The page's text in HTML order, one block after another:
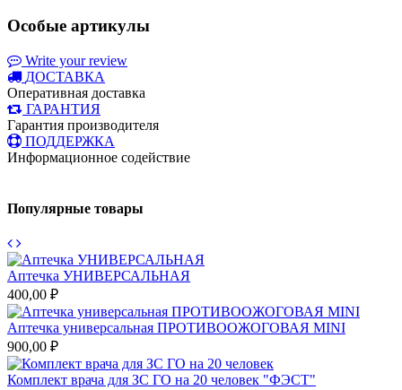
Особые артикулы
Write your review
ДОСТАВКА
Оперативная доставка
ГАРАНТИЯ
Гарантия производителя
ПОДДЕРЖКА
Информационное содействие
Популярные товары
Аптечка УНИВЕРСАЛЬНАЯ
400,00 ₽
Аптечка универсальная ПРОТИВООЖОГОВАЯ MINI
900,00 ₽
Комплект врача для ЗС ГО на 20 человек "ФЭСТ"